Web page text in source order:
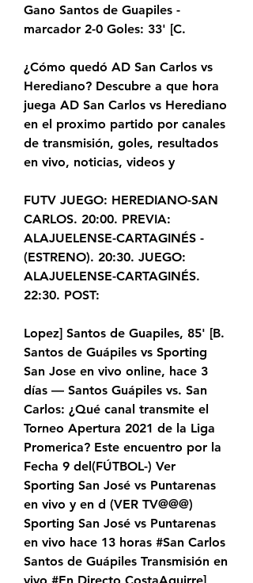
Gano Santos de Guapiles -
marcador 2-0 Goles: 33' [C.
¿Cómo quedó AD San Carlos vs
Herediano? Descubre a que hora
juega AD San Carlos vs Herediano
en el proximo partido por canales
de transmisión, goles, resultados
en vivo, noticias, videos y
FUTV JUEGO: HEREDIANO-SAN
CARLOS. 20:00. PREVIA:
ALAJUELENSE-CARTAGINÉS -
(ESTRENO). 20:30. JUEGO:
ALAJUELENSE-CARTAGINÉS.
22:30. POST:
Lopez] Santos de Guapiles, 85' [B.
Santos de Guápiles vs Sporting
San Jose en vivo online, hace 3
días — Santos Guápiles vs. San
Carlos: ¿Qué canal transmite el
Torneo Apertura 2021 de la Liga
Promerica? Este encuentro por la
Fecha 9 del(FÚTBOL-) Ver
Sporting San José vs Puntarenas
en vivo y en d (VER TV@@@)
Sporting San José vs Puntarenas
en vivo hace 13 horas #San Carlos
Santos de Guápiles Transmisión en